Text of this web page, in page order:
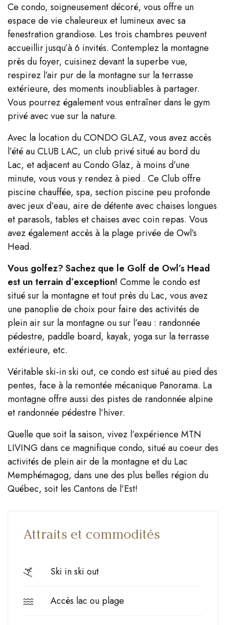
Ce condo, soigneusement décoré, vous offre un
espace de vie chaleureux et lumineux avec sa
fenestration grandiose. Les trois chambres peuvent
accueillir jusqu’à 6 invités. Contemplez la montagne
près du foyer, cuisinez devant la superbe vue,
respirez l’air pur de la montagne sur la terrasse
extérieure, des moments inoubliables à partager.
Vous pourrez également vous entraîner dans le gym
privé avec vue sur la nature.
Avec la location du CONDO GLAZ, vous avez accès
l’été au CLUB LAC, un club privé situé au bord du
Lac, et adjacent au Condo Glaz, à moins d’une
minute, vous vous y rendez à pied . Ce Club offre
piscine chauffée, spa, section piscine peu profonde
avec jeux d’eau, aire de détente avec chaises longues
et parasols, tables et chaises avec coin repas. Vous
avez également accès à la plage privée de Owl’s
Head.
Vous golfez? Sachez que le Golf de Owl’s Head
est un terrain d’exception! Comme le condo est
situé sur la montagne et tout près du Lac, vous avez
une panoplie de choix pour faire des activités de
plein air sur la montagne ou sur l’eau : randonnée
pédestre, paddle board, kayak, yoga sur la terrasse
extérieure, etc.
Véritable ski-in ski out, ce condo est situé au pied des
pentes, face à la remontée mécanique Panorama. La
montagne offre aussi des pistes de randonnée alpine
et randonnée pédestre l’hiver.
Quelle que soit la saison, vivez l’expérience MTN
LIVING dans ce magnifique condo, situé au coeur des
activités de plein air de la montagne et du Lac
Memphémagog, dans une des plus belles région du
Québec, soit les Cantons de l’Est!
Attraits et commodités
Ski in ski out
Accès lac ou plage